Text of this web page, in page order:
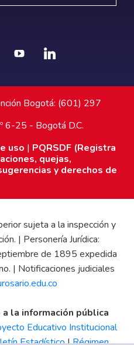
Bogotá: (601) 297
6-25 - Bogotá D.C.
uso | PQRSDF (Registra
quejas,
y derechos de
sujeta a la inspección y
| Personería Jurídica:
de 1895 expedida
| Notificaciones judiciales
la información pública
Educativo Institucional
Estadístico|Régimen